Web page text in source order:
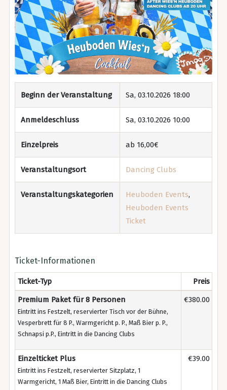
Beginn der Veranstaltung Sa, 03.10.2026 18:00
Anmeldeschluss Sa, 03.10.2026 10:00
Einzelpreis ab 16,00€
Veranstaltungsort Dancing Clubs
Veranstaltungskategorien Heuboden Events,
Heuboden Events
Ticket
Ticket-Informationen
Ticket-Typ
Preis
Premium Paket für 8 Personen
Eintritt ins Festzelt, reservierter Tisch vor der Bühne,
Vesperbrett für 8 P., Warmgericht p. P., Maß Bier p. P.,
Schnapsi p.P., Eintritt in die Dancing Clubs
€380.00
Einzelticket Plus
Eintritt ins Festzelt, reservierter Sitzplatz, 1
Warmgericht, 1 Maß Bier, Eintritt in die Dancing Clubs
€39.00